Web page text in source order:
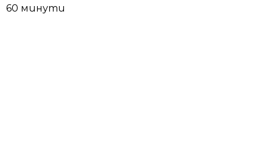
60 минути